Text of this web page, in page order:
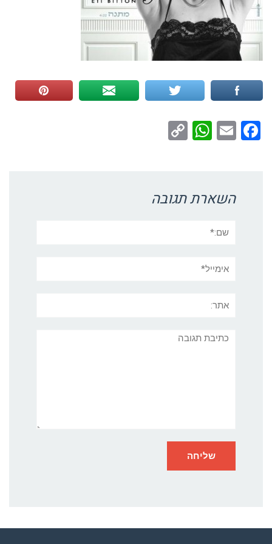
Facebook
Email
WhatsApp
השארת תגובה
תגובה